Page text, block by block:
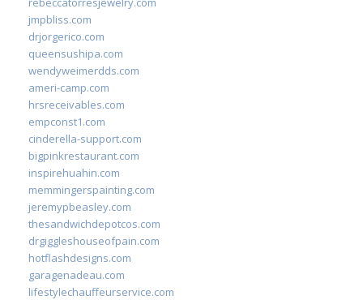
jmpbliss.com
drjorgerico.com
queensushipa.com
wendyweimerdds.com
ameri-camp.com
hrsreceivables.com
empconst1.com
cinderella-support.com
bigpinkrestaurant.com
inspirehuahin.com
memmingerspainting.com
jeremypbeasley.com
thesandwichdepotcos.com
drgiggleshouseofpain.com
hotflashdesigns.com
garagenadeau.com
lifestylechauffeurservice.com